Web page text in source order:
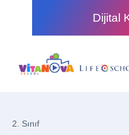
Dijital
2. Sınıf